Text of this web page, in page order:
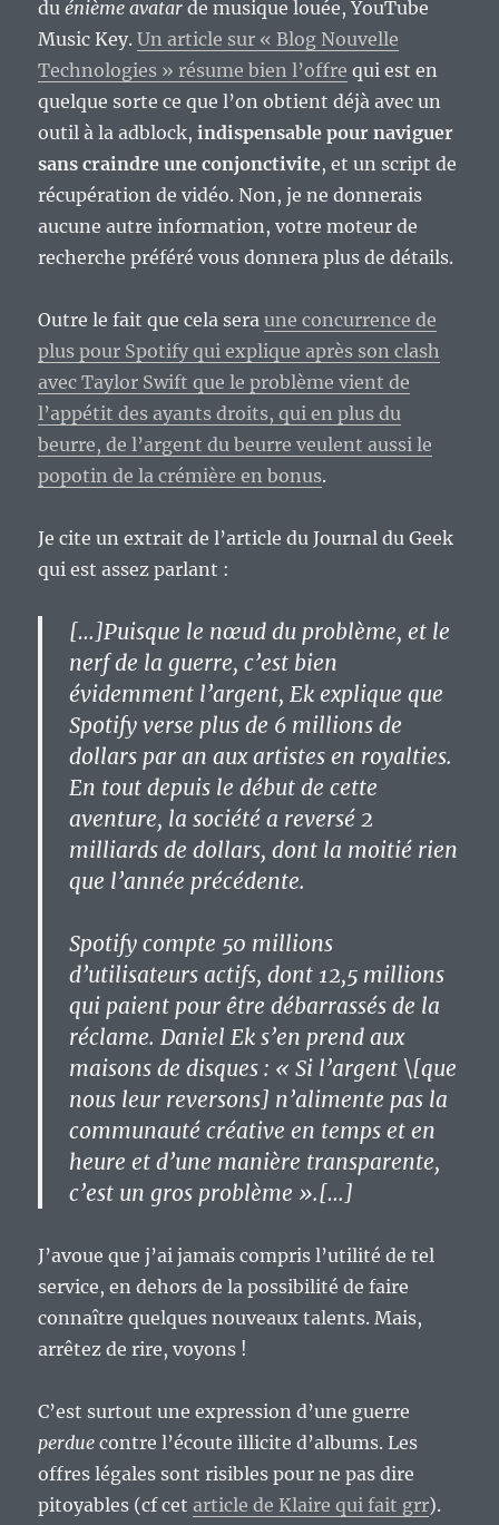
duénième avatar de musique louée, YouTube
Music Key.Un article sur « Blog Nouvelle
Technologies » résume bien l’offre qui est en
quelque sorte ce que l’on obtient déjà avec un
outil à la adblock,indispensable pour naviguer
sans craindre une conjonctivite, et un script de
récupération de vidéo. Non, je ne donnerais
aucune autre information, votre moteur de
recherche préféré vous donnera plus de détails.
Outre le fait que cela seraune concurrence de
plus pour Spotify qui explique après son clash
avec Taylor Swift que le problème vient de
l’appétit des ayants droits, qui en plus du
beurre, de l’argent du beurre veulent aussi le
popotin de la crémière en bonus.
Je cite un extrait de l’article du Journal du Geek
qui est assez parlant :
[…]Puisque le nœud du problème, et le
nerf de la guerre, c’est bien
évidemment l’argent, Ek explique que
Spotify verse plus de 6 millions de
dollars par an aux artistes en royalties.
En tout depuis le début de cette
aventure, la société a reversé 2
milliards de dollars, dont la moitié rien
que l’année précédente.
Spotify compte 50 millions
d’utilisateurs actifs, dont 12,5 millions
qui paient pour être débarrassés de la
réclame. Daniel Ek s’en prend aux
maisons de disques : « Si l’argent \[que
nous leur reversons] n’alimente pas la
communauté créative en temps et en
heure et d’une manière transparente,
c’est un gros problème ».[…]
J’avoue que j’ai jamais compris l’utilité de tel
service, en dehors de la possibilité de faire
connaître quelques nouveaux talents. Mais,
arrêtez de rire, voyons !
C’est surtout une expression d’une guerre
perdue contre l’écoute illicite d’albums. Les
offres légales sont risibles pour ne pas dire
pitoyables (cf cetarticle de Klaire qui fait grr).